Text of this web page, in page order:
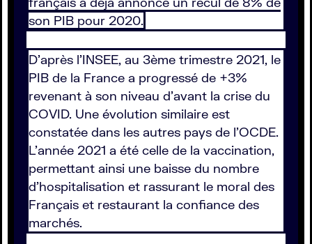
son PIB pour 2020.
D'après l'INSEE, au 3ème trimestre 2021, le
PIB de la France a progressé de +3%
revenant à son niveau d'avant la crise du
COVID. Une évolution similaire est
constatée dans les autres pays de l'OCDE.
L'année 2021 a été celle de la vaccination,
permettant ainsi une baisse du nombre
d'hospitalisation et rassurant le moral des
Français et restaurant la confiance des
marchés.